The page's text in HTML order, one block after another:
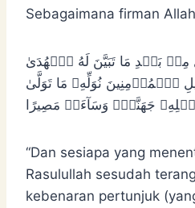
مِنۢ بَعۡدِ مَا تَبَيَّنَ لَهُ ٱلۡهُدَىٰ
ٱلۡمُؤۡمِنِينَ نُوَلِّهِۦ مَا تَوَلَّىٰ
جَهَنَّمَۖ وَسَآءَتۡ مَصِيرًا
“Dan sesiapa yang
Rasulullah sesudah
kebenaran pertunjuk